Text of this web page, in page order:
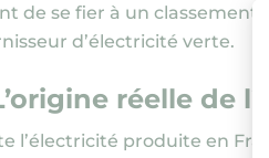
de se fier à un
d’électricité verte.
réelle de
l’électricité produite en